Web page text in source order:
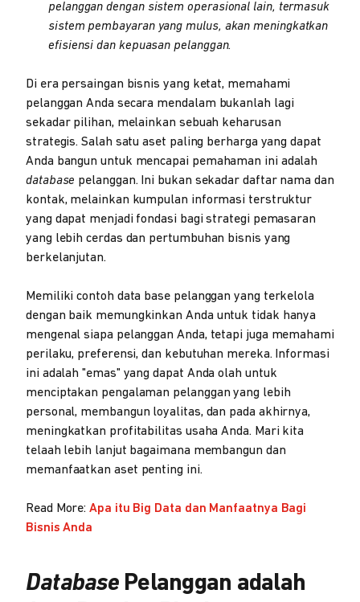
pelanggan dengan sistem operasional lain, termasuk
sistem pembayaran yang mulus, akan meningkatkan
efisiensi dan kepuasan pelanggan.
Di era persaingan bisnis yang ketat, memahami
pelanggan Anda secara mendalam bukanlah lagi
sekadar pilihan, melainkan sebuah keharusan
strategis. Salah satu aset paling berharga yang dapat
Anda bangun untuk mencapai pemahaman ini adalah
database pelanggan. Ini bukan sekadar daftar nama dan
kontak, melainkan kumpulan informasi terstruktur
yang dapat menjadi fondasi bagi strategi pemasaran
yang lebih cerdas dan pertumbuhan bisnis yang
berkelanjutan.
Memiliki contoh data base pelanggan yang terkelola
dengan baik memungkinkan Anda untuk tidak hanya
mengenal siapa pelanggan Anda, tetapi juga memahami
perilaku, preferensi, dan kebutuhan mereka. Informasi
ini adalah "emas" yang dapat Anda olah untuk
menciptakan pengalaman pelanggan yang lebih
personal, membangun loyalitas, dan pada akhirnya,
meningkatkan profitabilitas usaha Anda. Mari kita
telaah lebih lanjut bagaimana membangun dan
memanfaatkan aset penting ini.
Read More:Apa itu Big Data dan Manfaatnya Bagi
Bisnis Anda
Database Pelanggan adalah